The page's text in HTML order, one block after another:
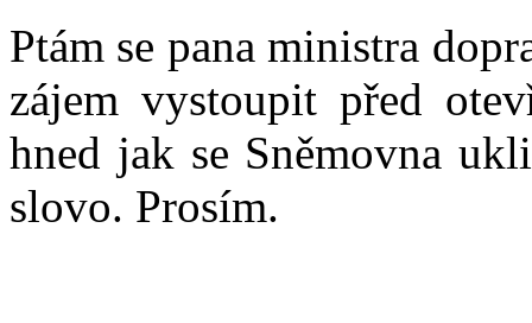
Ptám se pana ministra
zájem vystoupit před
hned jak se Sněmovna
slovo. Prosím.